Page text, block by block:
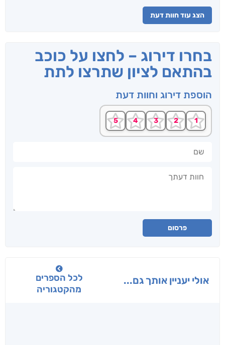
הצג עוד חוות דעת
בחרו דירוג – לחצו על כוכב
בהתאם לציון שתרצו לתת
הוספת דירוג וחוות דעת
פרסום
אולי יעניין אותך גם...
לכל הספרים
מהקטגוריה